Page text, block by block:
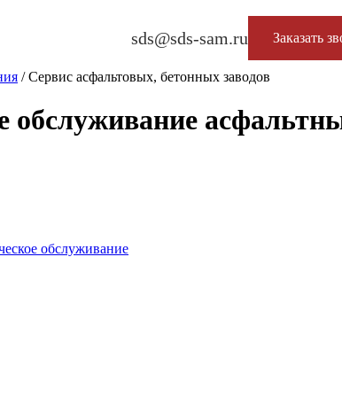
sds@sds-sam.ru Заказать
/Сервис асфальтовых, бетонных заводов
обслуживание
обслуживание